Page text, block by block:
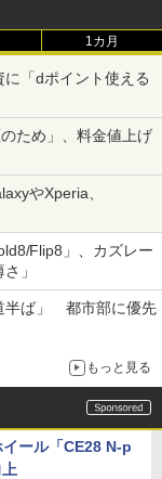
1カ月
「dポイント使える
ため」、料金値上げ
やXperia、
Flip8」、カズレー
」
半ば」 都市部に優先
もっと見る
ール「CE28 N-p